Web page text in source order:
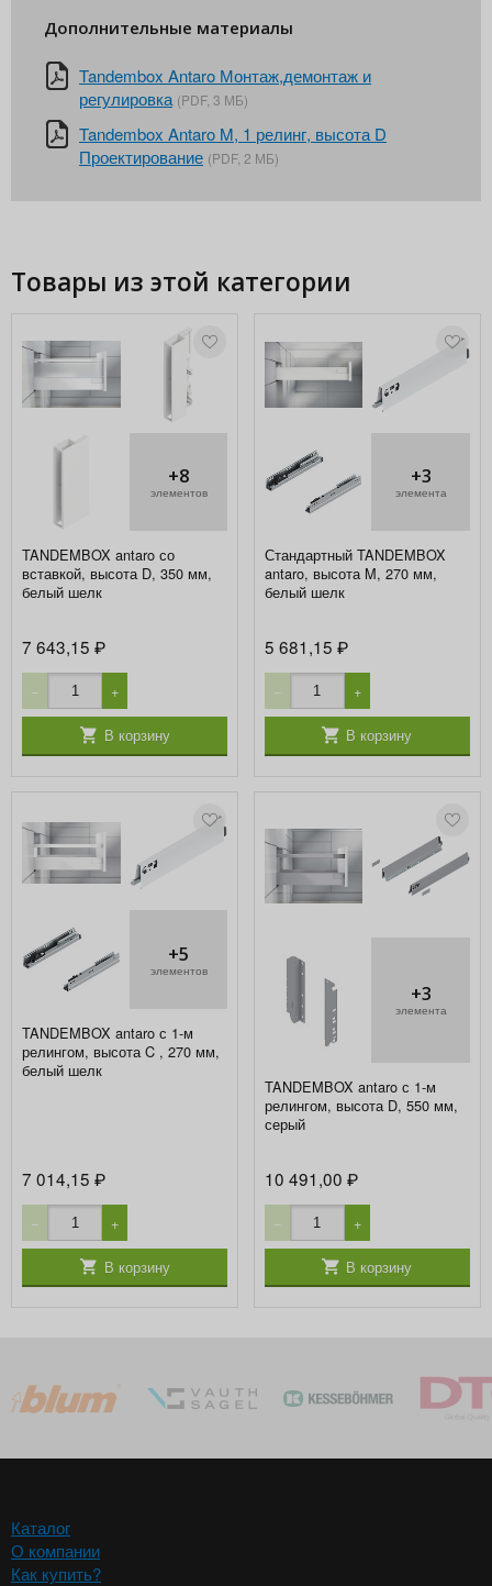
Дополнительные материалы
Tandembox Antaro Монтаж,демонтаж и
регулировка (PDF, 3 МБ)
Tandembox Antaro M, 1 релинг, высота D
Проектирование (PDF, 2 МБ)
Товары из этой категории
+8
элементов
TANDEMBOX antaro со
вставкой, высота D, 350 мм,
белый шелк
7 643,15₽
− +
В корзину
+3
элемента
Стандартный TANDEMBOX
antaro, высота M, 270 мм,
белый шелк
5 681,15 ₽
− +
В корзину
+5
элементов
TANDEMBOX antaro с 1-м
релингом, высота C , 270 мм,
белый шелк
7 014,15₽
− +
В корзину
+3
элемента
TANDEMBOX antaro с 1-м
релингом, высота D, 550 мм,
серый
10 491,00 ₽
− +
В корзину
Каталог
О компании
Как купить?